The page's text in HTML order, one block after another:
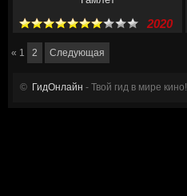
2020
« 1 2 Следующая
© ГидОнлайн - Твой гид в мире кино!